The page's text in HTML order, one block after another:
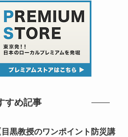
すめ記事
目黒教授のワンポイント防災講